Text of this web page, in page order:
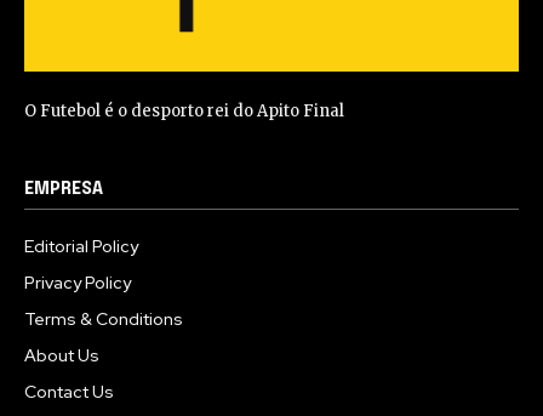
O Futebol é o desporto rei do Apito Final
EMPRESA
Editorial Policy
Privacy Policy
Terms & Conditions
About Us
Contact Us